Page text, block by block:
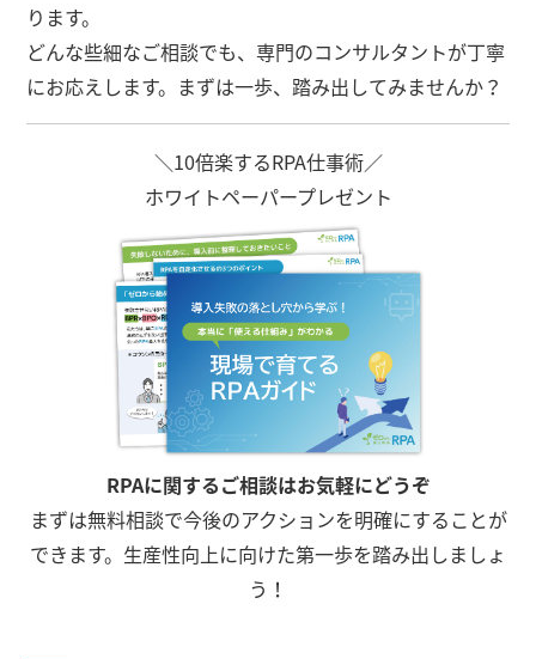
ります。
どんな些細なご相談でも、専門のコンサルタントが丁寧
にお応えします。まずは一歩、踏み出してみませんか？
＼10倍楽するRPA仕事術／
ホワイトペーパープレゼント
RPAに関するご相談はお気軽にどうぞ
まずは無料相談で今後のアクションを明確にすることが
できます。生産性向上に向けた第一歩を踏み出しましょ
う！